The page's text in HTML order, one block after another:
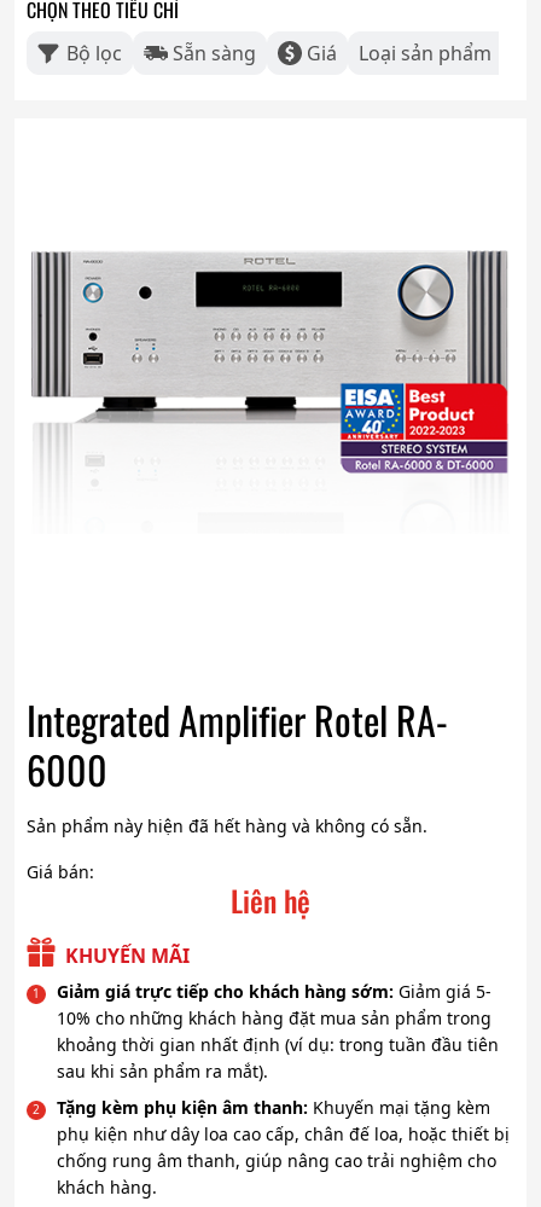
CHỌN THEO TIÊU CHÍ
Bộ lọc Sẵn sàng Giá Loại sản phẩm
Integrated Amplifier Rotel RA-
6000
Sản phẩm này hiện đã hết hàng và không có sẵn.
Giá bán:
Liên hệ
KHUYẾN MÃI
Giảm giá trực tiếp cho khách hàng sớm: Giảm giá 5-
10% cho những khách hàng đặt mua sản phẩm trong
khoảng thời gian nhất định (ví dụ: trong tuần đầu tiên
sau khi sản phẩm ra mắt).
Tặng kèm phụ kiện âm thanh: Khuyến mại tặng kèm
phụ kiện như dây loa cao cấp, chân đế loa, hoặc thiết bị
chống rung âm thanh, giúp nâng cao trải nghiệm cho
khách hàng.